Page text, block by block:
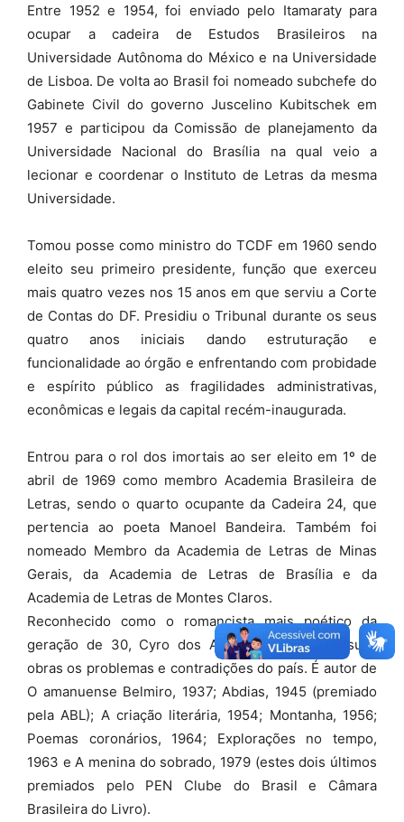
Entre 1952 e 1954, foi enviado pelo Itamaraty para
ocupar a cadeira de Estudos Brasileiros na
Universidade Autônoma do México e na Universidade
de Lisboa. De volta ao Brasil foi nomeado subchefe do
Gabinete Civil do governo Juscelino Kubitschek em
1957 e participou da Comissão de planejamento da
Universidade Nacional do Brasília na qual veio a
lecionar e coordenar o Instituto de Letras da mesma
Universidade.
Tomou posse como ministro do TCDF em 1960 sendo
eleito seu primeiro presidente, função que exerceu
mais quatro vezes nos 15 anos em que serviu a Corte
de Contas do DF. Presidiu o Tribunal durante os seus
quatro anos iniciais dando estruturação e
funcionalidade ao órgão e enfrentando com probidade
e espírito público as fragilidades administrativas,
econômicas e legais da capital recém-inaugurada.
Entrou para o rol dos imortais ao ser eleito em 1º de
abril de 1969 como membro Academia Brasileira de
Letras, sendo o quarto ocupante da Cadeira 24, que
pertencia ao poeta Manoel Bandeira. Também foi
nomeado Membro da Academia de Letras de Minas
Gerais, da Academia de Letras de Brasília e da
Academia de Letras de Montes Claros.
Reconhecido como o romancista mais poético da
geração de 30, Cyro dos Anjos registrou em suas
obras os problemas e contradições do país. É autor de
O amanuense Belmiro, 1937; Abdias, 1945 (premiado
pela ABL); A criação literária, 1954; Montanha, 1956;
Poemas coronários, 1964; Explorações no tempo,
1963 e A menina do sobrado, 1979 (estes dois últimos
premiados pelo PEN Clube do Brasil e Câmara
Brasileira do Livro).